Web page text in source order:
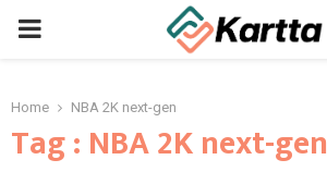
PRIMARY
Home NBA 2K next-gen
Tag : NBA 2K next-gen